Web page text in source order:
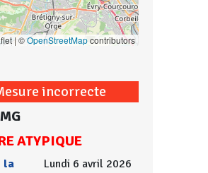
| ©OpenStreetMapcontributors
incorrecte
ATYPIQUE
la
Lundi 6 avril 2026